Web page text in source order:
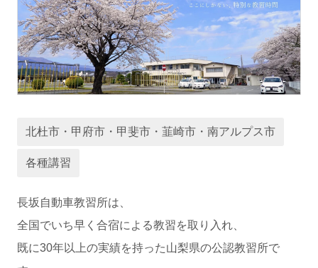
講習トピックス
北杜市・甲府市・甲斐市・韮崎市・南アルプス市
各種講習
長坂自動車教習所は、
全国でいち早く合宿による教習を取り入れ、
既に30年以上の実績を持った山梨県の公認教習所で